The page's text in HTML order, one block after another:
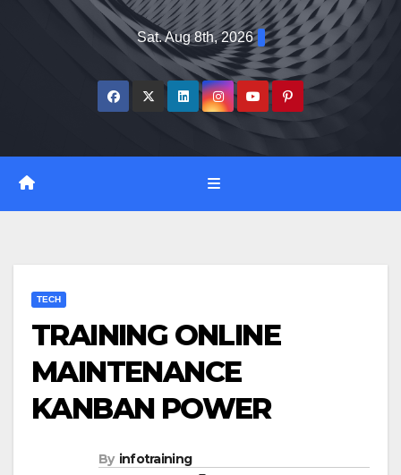
Sat. Aug 8th, 2026
TECH
TRAINING ONLINE
MAINTENANCE
KANBAN POWER
By infotraining